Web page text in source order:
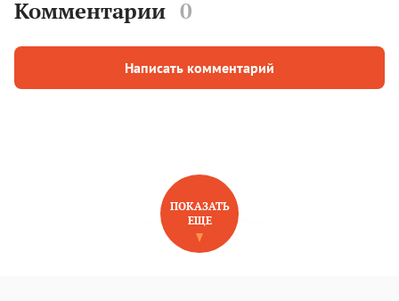
Комментарии 0
Написать комментарий
НОВОЕ НА САЙТЕ
ПОКАЗАТЬ
ЕЩЕ